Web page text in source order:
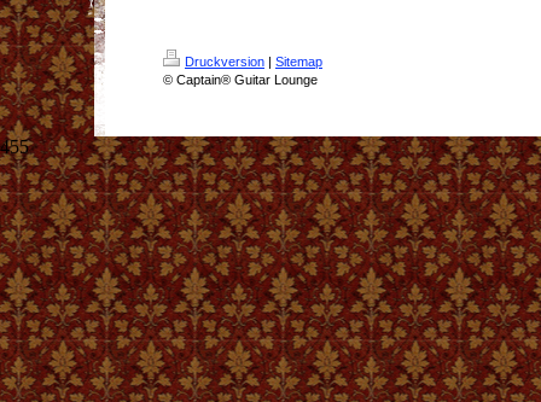
Druckversion | Sitemap
© Captain® Guitar Lounge
455